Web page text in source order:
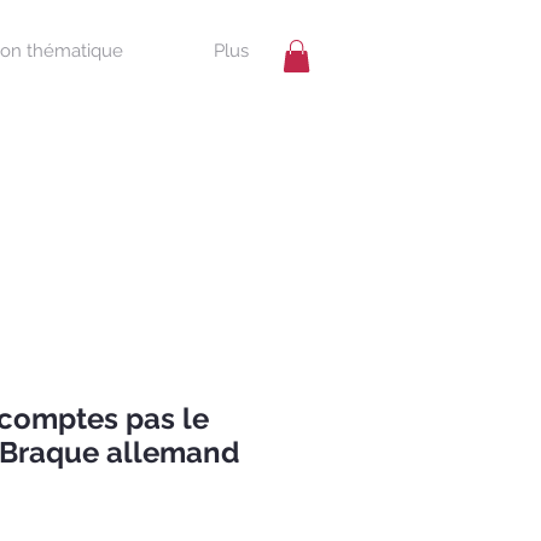
thématique Plus
pas le
allemand